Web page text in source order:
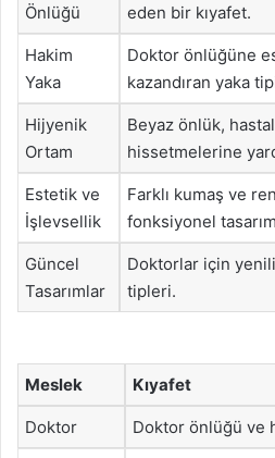
Önlüğü
eden bir kıyafet.
Hakim
Yaka
Doktor önlüğüne
kazandıran yaka
Hijyenik
Ortam
Beyaz önlük,
hissetmelerine
Estetik ve
İşlevsellik
Farklı kumaş ve
fonksiyonel
Güncel
Tasarımlar
Doktorlar için
tipleri.
Meslek Kıyafet
Doktor Doktor önlüğü ve